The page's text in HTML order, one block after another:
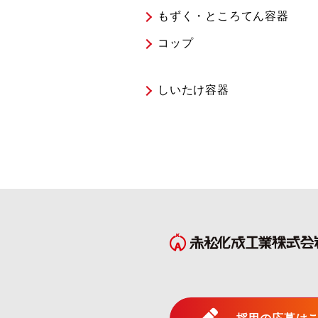
もずく・ところてん容器
コップ
しいたけ容器